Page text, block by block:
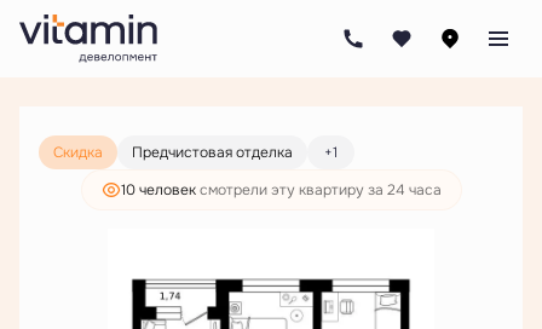
2-комнатная 10 164 000 руб.
7 776 000 руб.
Скидка Предчистовая отделка
+1
10 человексмотрели эту квартиру за 24 часа